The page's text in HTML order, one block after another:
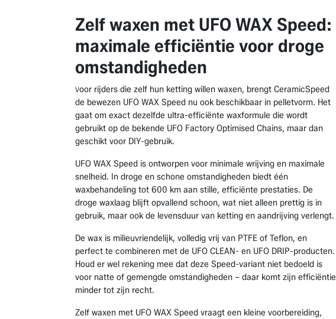
Zelf waxen met UFO WAX Speed:
maximale efficiëntie voor droge
omstandigheden
Voor rijders die zelf hun ketting willen waxen, brengt CeramicSpeed
de bewezen UFO WAX Speed nu ook beschikbaar in pelletvorm. Het
gaat om exact dezelfde ultra-efficiënte waxformule die wordt
gebruikt op de bekende UFO Factory Optimised Chains, maar dan
geschikt voor DIY-gebruik.
UFO WAX Speed is ontworpen voor minimale wrijving en maximale
snelheid. In droge en schone omstandigheden biedt één
waxbehandeling tot 600 km aan stille, efficiënte prestaties. De
droge waxlaag blijft opvallend schoon, wat niet alleen prettig is in
gebruik, maar ook de levensduur van ketting en aandrijving verlengt.
De wax is milieuvriendelijk, volledig vrij van PTFE of Teflon, en
perfect te combineren met de UFO CLEAN- en UFO DRIP-producten.
Houd er wel rekening mee dat deze Speed-variant niet bedoeld is
voor natte of gemengde omstandigheden – daar komt zijn efficiëntie
minder tot zijn recht.
Zelf waxen met UFO WAX Speed vraagt een kleine voorbereiding,